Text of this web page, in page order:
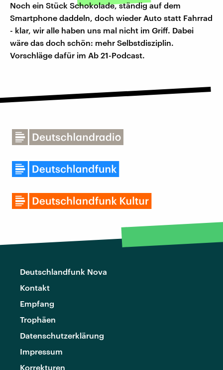
Noch ein Stück Schokolade, ständig auf dem
Smartphone daddeln, doch wieder Auto statt Fahrrad
- klar, wir alle haben uns mal nicht im Griff. Dabei
wäre das doch schön: mehr Selbstdisziplin.
Vorschläge dafür im Ab 21-Podcast.
Deutschlandfunk Nova
Kontakt
Empfang
Trophäen
Datenschutzerklärung
Impressum
Korrekturen